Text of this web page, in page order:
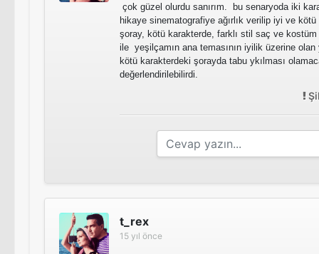
çok güzel olurdu sanırım. bu senaryoda iki
hikaye sinematografiye ağırlık verilip iyi ve
şoray, kötü karakterde, farklı stil saç ve
ile yeşilçamın ana temasının iyilik üzerine
kötü karakterdeki şorayda tabu ykılması
değerlendirilebilirdi.
t_rex
15 yıl önce